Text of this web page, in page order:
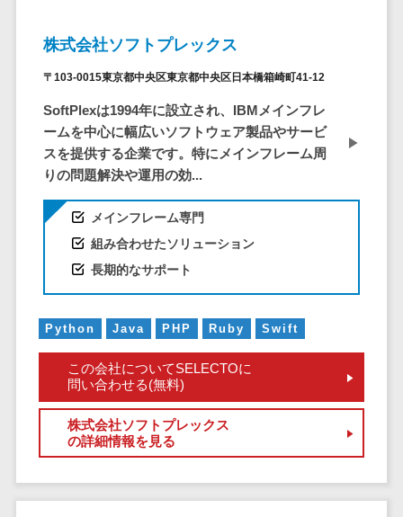
図面検索システム>
施工管理アプリ>
報告書作成ツール>
フィールド業務支援サービス>
モバイルオーダーシステム>
ホテル管理システム>
HACCP管理アプリ>
人材派遣管理システム>
校務支援システム>
Web出願システム>
農業支援システム>
ットワーク監視
設備監視シス
ID管理システ
ム
システム連携
（iPaaS）
クラウド接続
情シスアウト
ソーシング
セキュリティ
標的型攻撃メ
株式会社ソフトプレックス
〒103-0015東京都中央区東京都中央区日本橋箱崎町41-12
SoftPlexは1994年に設立され、IBMメインフレ
ームを中心に幅広いソフトウェア製品やサービ
スを提供する企業です。特にメインフレーム周
りの問題解決や運用の効...
メインフレーム専門
組み合わせたソリューション
長期的なサポート
Python Java PHP Ruby Swift
この会社についてSELECTOに
問い合わせる(無料)
株式会社ソフトプレックス
の詳細情報を見る